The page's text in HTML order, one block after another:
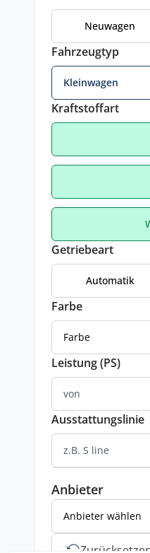
Neuwagen
Fahrzeugtyp
Kleinwagen
Kraftstoffart
Getriebeart
Automatik
Farbe
Farbe
Leistung (PS)
Ausstattungslinie
Anbieter
Anbieter wählen